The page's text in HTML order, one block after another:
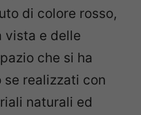
di colore rosso,
vista e delle
che si ha
realizzati con
naturali ed